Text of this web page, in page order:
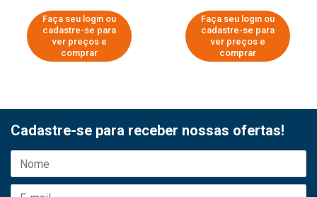
Faça seu login ou
cadastre-se para
ver preços e
comprar
Faça seu login ou
cadastre-se para
ver preços e
comprar
Cadastre-se para receber nossas ofertas!